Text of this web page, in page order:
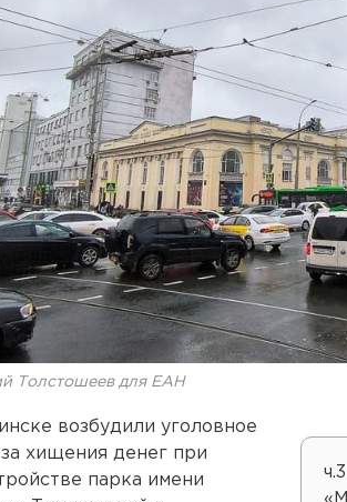
Толстошеев для ЕАН
возбудили уголовное
хищения денег при
парка имени